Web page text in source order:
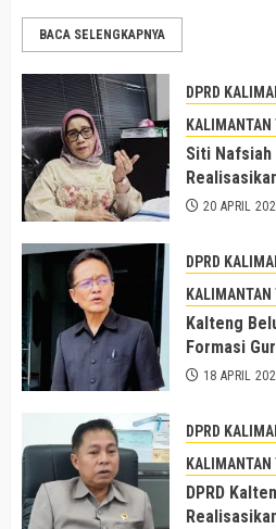
BACA SELENGKAPNYA
DPRD
KALIMANTAN
Siti Nafsiah
20 APRIL
DPRD
KALIMANTAN
Kalteng
Formasi
18 APRIL
DPRD
KALIMANTAN
DPRD